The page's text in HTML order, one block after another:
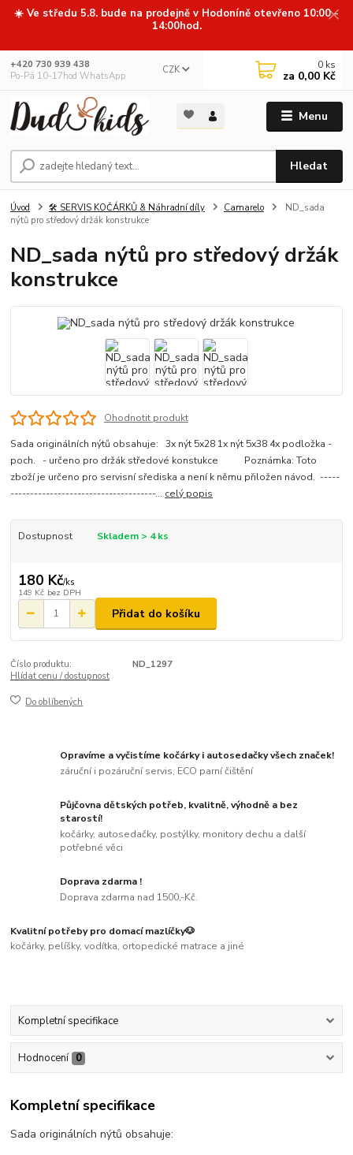
☀️ Ve středu 5.8. bude na prodejně v Hodoníně otevřeno 10:00 -
14:00hod.
Menu
CZK
Hledat
+420 730 939 438
Po-Pá 10-17hod WhatsApp
0 ks
za 0,00 Kč
Úvod 🛠️ SERVIS KOČÁRKŮ & Náhradní díly Camarelo
ND_sada
nýtů pro středový držák konstrukce
ND_sada nýtů pro středový držák
konstrukce
Ohodnotit produkt
Sada originálních nýtů obsahuje: 3x nýt 5x28 1x nýt 5x38 4x podložka -
poch. - určeno pro držák středové konstukce Poznámka: Toto
zboží je určeno pro servisní sřediska a není k němu přiložen návod. -----
-------------------------------------... celý popis
Dostupnost Skladem > 4 ks
180 Kč/ks
149 Kč bez DPH
Přidat do košíku
Číslo produktu:
ND_1297
Hlídat cenu / dostupnost
Do oblíbených
Opravíme a vyčistíme kočárky i autosedačky všech značek!
záruční i pozáruční servis, ECO parní čištění
Půjčovna dětských potřeb, kvalitně, výhodně a bez
starostí!
kočárky, autosedačky, postýlky, monitory dechu a další
potřebné věci
Doprava zdarma !
Doprava zdarma nad 1500,-Kč.
Kvalitní potřeby pro domací mazlíčky🐶
kočárky, pelíšky, vodítka, ortopedické matrace a jiné
Kompletní specifikace
Hodnocení 0
Kompletní specifikace
Sada originálních nýtů obsahuje: